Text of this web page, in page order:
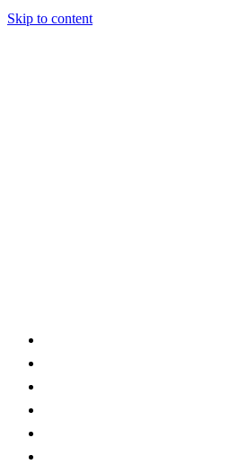
Skip to content